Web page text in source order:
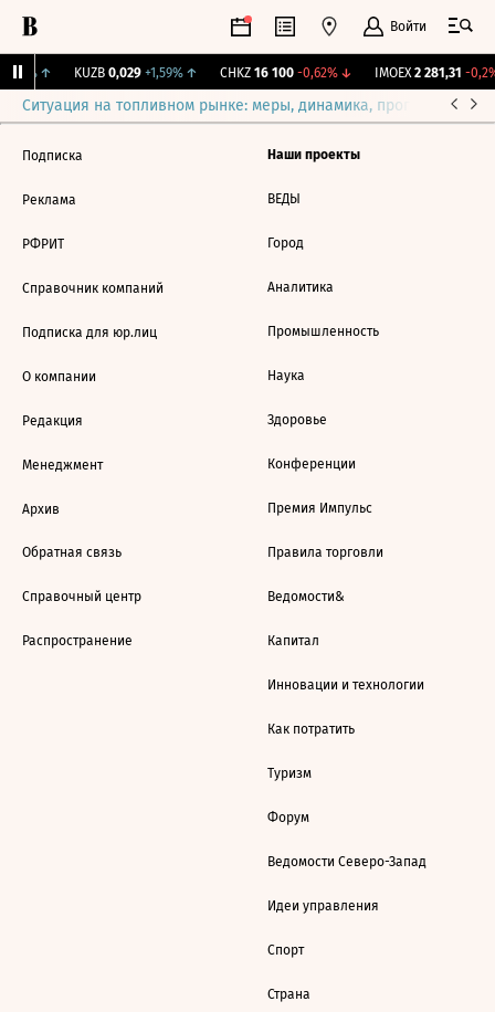
Войти
↑ KUZB 0,029 +1,59%↑ CHKZ 16 100 -0,62%↓ IMOEX 2 281,31 -0,2%
Ситуация на топливном рынке: меры, динамика, прогнозы
Подписка
Реклама
РФРИТ
Справочник компаний
Подписка для юр.лиц
О компании
Редакция
Менеджмент
Архив
Обратная связь
Справочный центр
Распространение
Наши проекты
ВЕДЫ
Город
Аналитика
Промышленность
Наука
Здоровье
Конференции
Премия Импульс
Правила торговли
Ведомости&
Капитал
Инновации и технологии
Как потратить
Туризм
Форум
Ведомости Северо-Запад
Идеи управления
Спорт
Страна